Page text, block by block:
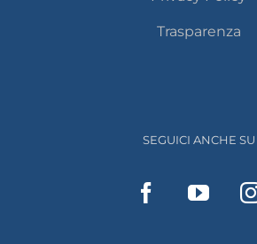
Trasparenza
SEGUICI ANCHE SU